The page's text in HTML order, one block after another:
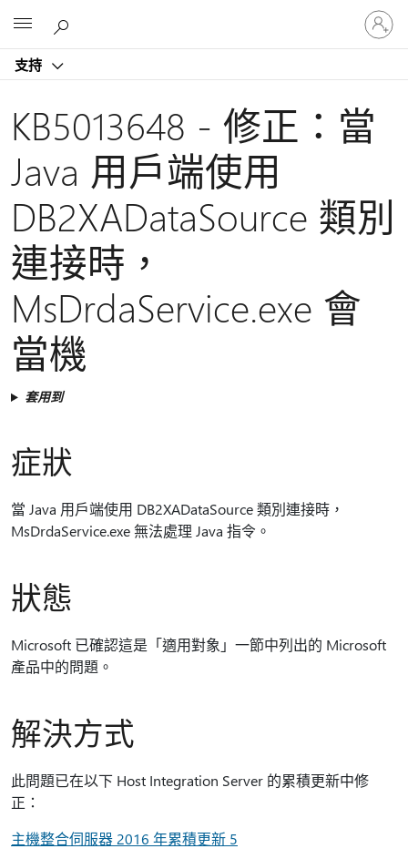
支持
登
入
您
戶
KB5013648 - 修正：當
Java 用戶端使用
DB2XADataSource 類別
連接時，
MsDrdaService.exe 會
當機
套用到
症狀
當 Java 用戶端使用 DB2XADataSource 類別連接時，
MsDrdaService.exe 無法處理 Java 指令。
狀態
Microsoft 已確認這是「適用對象」一節中列出的 Microsoft
產品中的問題。
解決方式
此問題已在以下 Host Integration Server 的累積更新中修
正：
主機整合伺服器 2016 年累積更新 5